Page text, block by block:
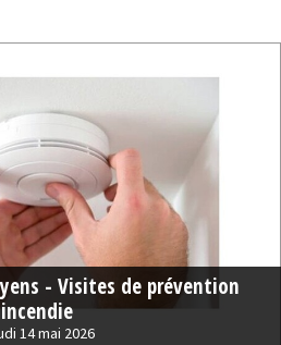
- Visites de prévention
incendie
14 mai 2026